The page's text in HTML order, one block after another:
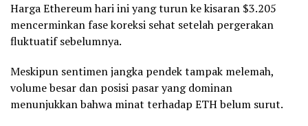
Harga Ethereum hari ini yang turun ke kisaran $3.205
mencerminkan fase koreksi sehat setelah pergerakan
fluktuatif sebelumnya.
Meskipun sentimen jangka pendek tampak melemah,
volume besar dan posisi pasar yang dominan
menunjukkan bahwa minat terhadap ETH belum surut.